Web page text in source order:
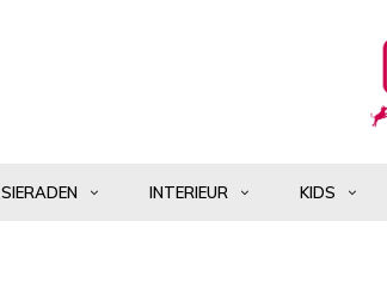
SIERADEN INTERIEUR KIDS